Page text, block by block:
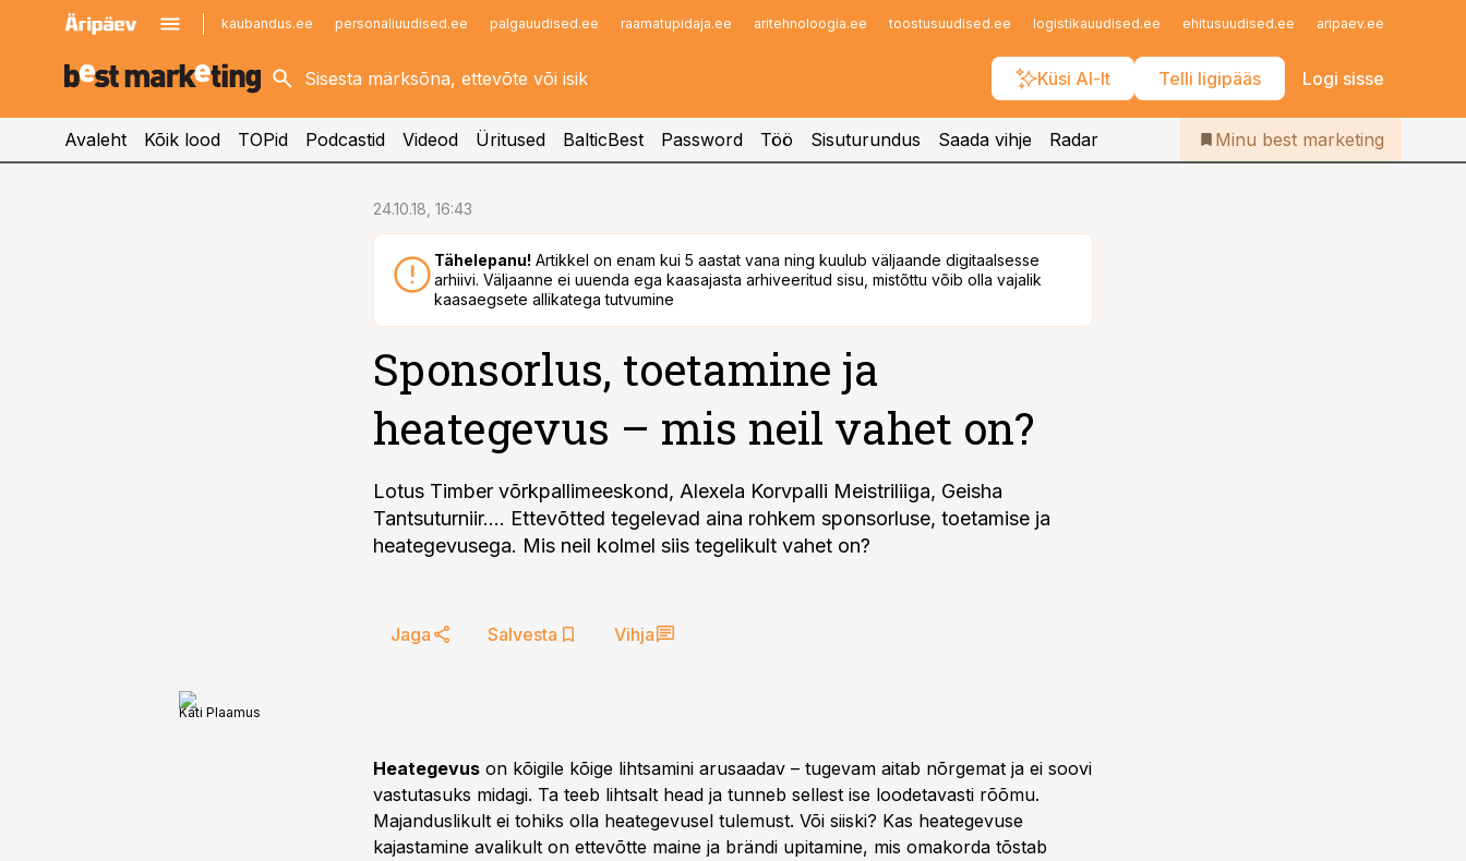
kaubandus.ee personaliuudised.ee palgauudised.ee raamatupidaja.ee aritehnoloogia.ee toostusuudised.ee logistikauudised.ee ehitusuudised.ee aripaev.ee
Küsi AI-lt Telli ligipääs Logi sisse
kinnisvarauudised.ee
logistikauudised.ee
imelineajalugu.ee
Infopank
Iseteenindus
Telli Bestmarketing
Avaleht Kõik lood TOPid Podcastid Videod Üritused BalticBest Password Töö Sisuturundus Saada vihje Radar Minu best marketing
24.10.18, 16:43
Tähelepanu! Artikkel on enam kui 5 aastat vana ning kuulub väljaande digitaalsesse
arhiivi. Väljaanne ei uuenda ega kaasajasta arhiveeritud sisu, mistõttu võib olla vajalik
kaasaegsete allikatega tutvumine
Sponsorlus, toetamine ja
heategevus – mis neil vahet on?
Lotus Timber võrkpallimeeskond, Alexela Korvpalli Meistriliiga, Geisha
Tantsuturniir.... Ettevõtted tegelevad aina rohkem sponsorluse, toetamise ja
heategevusega. Mis neil kolmel siis tegelikult vahet on?
Jaga Salvesta Vihja
Kati Plaamus
Heategevus on kõigile kõige lihtsamini arusaadav – tugevam aitab nõrgemat ja ei soovi
vastutasuks midagi. Ta teeb lihtsalt head ja tunneb sellest ise loodetavasti rõõmu.
Majanduslikult ei tohiks olla heategevusel tulemust. Või siiski? Kas heategevuse
kajastamine avalikult on ettevõtte maine ja brändi upitamine, mis omakorda tõstab